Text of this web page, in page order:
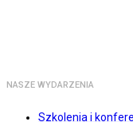
NASZE WYDARZENIA
Szkolenia i